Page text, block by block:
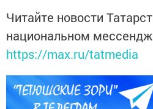
Читайте новости
национальном
https://max.ru/tatmedia